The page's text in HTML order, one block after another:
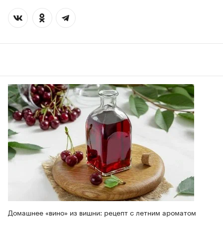
Домашнее «вино» из вишни: рецепт с летним ароматом